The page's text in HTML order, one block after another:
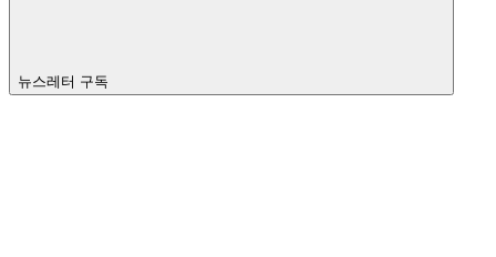
뉴스레터 구독